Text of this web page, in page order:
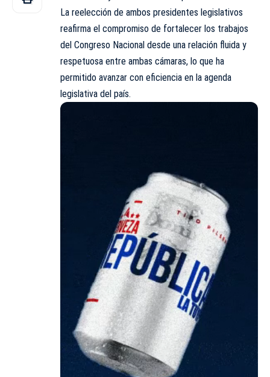
La reelección de ambos presidentes legislativos
reafirma el compromiso de fortalecer los trabajos
del Congreso Nacional desde una relación fluida y
respetuosa entre ambas cámaras, lo que ha
permitido avanzar con eficiencia en la agenda
legislativa del país.